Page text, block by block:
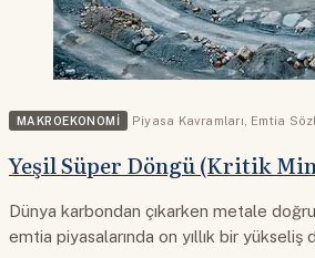
MAKROEKONOMI Piyasa Kavramları Emtia
Yeşil Süper Döngü (Kritik
Dünya karbondan çıkarken metale
emtia piyasalarında on yıllık bir yükseliş